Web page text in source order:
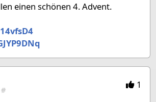
einen schönen 4. Advent.
20. Dec '25
# 1